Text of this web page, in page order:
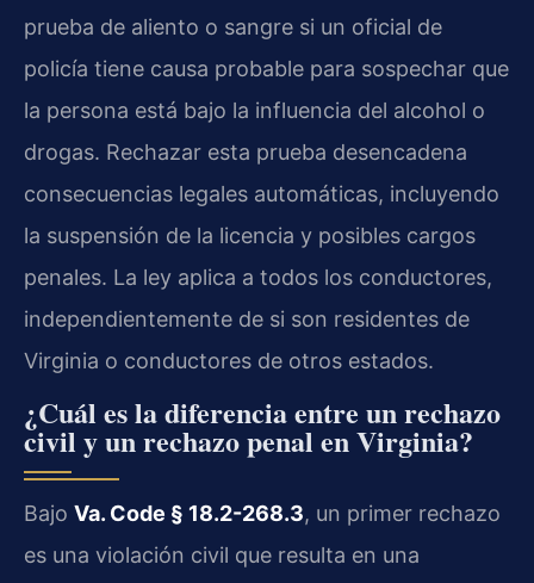
prueba de aliento o sangre si un oficial de
policía tiene causa probable para sospechar que
la persona está bajo la influencia del alcohol o
drogas. Rechazar esta prueba desencadena
consecuencias legales automáticas, incluyendo
la suspensión de la licencia y posibles cargos
penales. La ley aplica a todos los conductores,
independientemente de si son residentes de
Virginia o conductores de otros estados.
¿Cuál es la diferencia entre un rechazo
civil y un rechazo penal en Virginia?
Bajo Va. Code § 18.2-268.3, un primer rechazo
es una violación civil que resulta en una